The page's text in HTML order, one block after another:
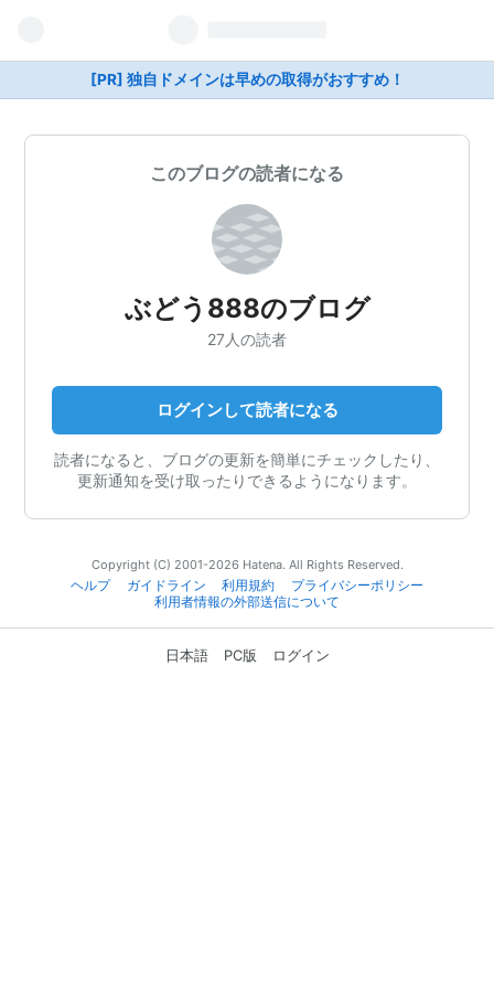
[PR] 独自ドメインは早めの取得がおすすめ！
このブログの読者になる
ぶどう888のブログ
27人の読者
ログインして読者になる
読者になると、ブログの更新を簡単にチェックしたり、
更新通知を受け取ったりできるようになります。
Copyright (C) 2001-2026 Hatena. All Rights Reserved.
ヘルプ
ガイドライン 利用規約
プライバシーポリシー
利用者情報の外部送信について
日本語 PC版 ログイン